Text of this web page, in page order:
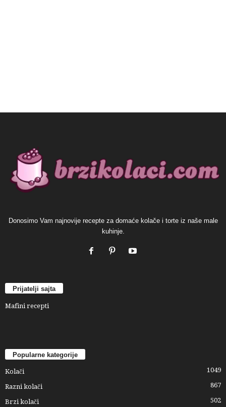
Donosimo Vam najnovije recepte za domaće kolače i torte iz naše male
kuhinje.
Prijatelji sajta
Mafini recepti
Popularne kategorije
Kolači 1049
Razni kolači 867
Brzi kolači 502